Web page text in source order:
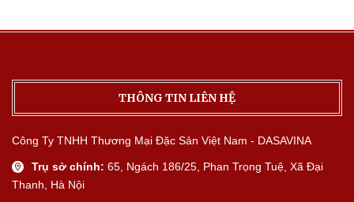
THÔNG TIN LIÊN HỆ
Công Ty TNHH Thương Mại Đặc Sản Việt Nam - DASAVINA
Trụ sở chính: 65, Ngách 186/25, Phan Trọng Tuệ, Xã Đại
Thanh, Hà Nội